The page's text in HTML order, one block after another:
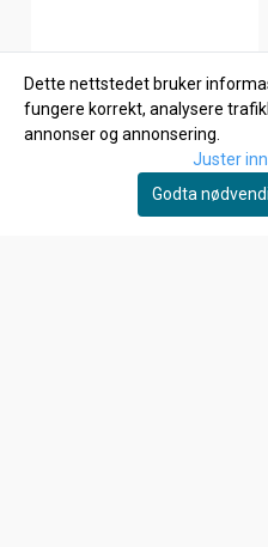
Dette nettstedet bruker
fungere korrekt, analysere
annonser og annonsering.
Juster
Godta